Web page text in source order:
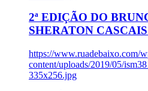
2ª EDIÇÃO DO
SHERATON
https://www.ruadebaixo.com/
content/uploads/2019/05/
335x256.jpg